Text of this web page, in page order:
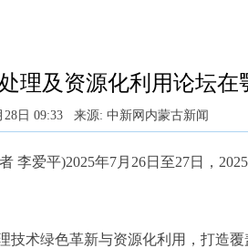
理及资源化利用论坛在
28日 09:33 来源: 中新网内蒙古新闻
爱平)2025年7月26日至27日，
术绿色革新与资源化利用，打造覆